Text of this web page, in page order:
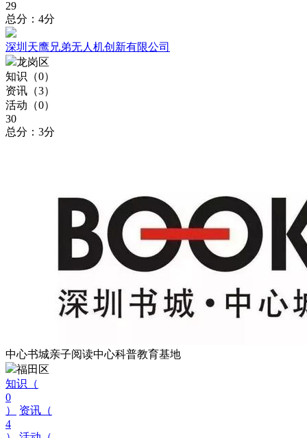
29
总分：4分
深圳天鹰兄弟无人机创新有限公司
龙岗区
知识（0）
资讯（3）
活动（0）
30
总分：3分
中心书城亲子阅读中心科普教育基地
福田区
知识（
0
）
资讯（
4